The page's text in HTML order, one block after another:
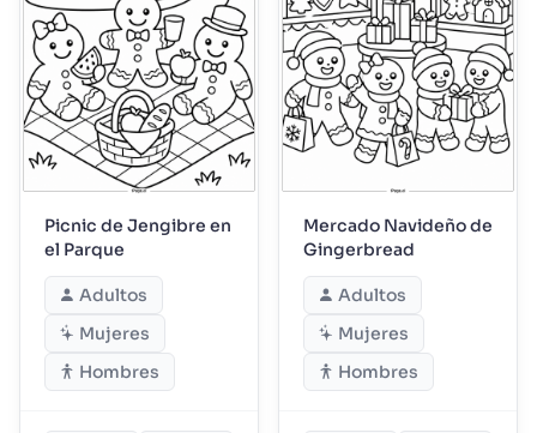
Picnic de Jengibre en
el Parque
Adultos
Mujeres
Hombres
Mercado Navideño de
Gingerbread
Adultos
Mujeres
Hombres